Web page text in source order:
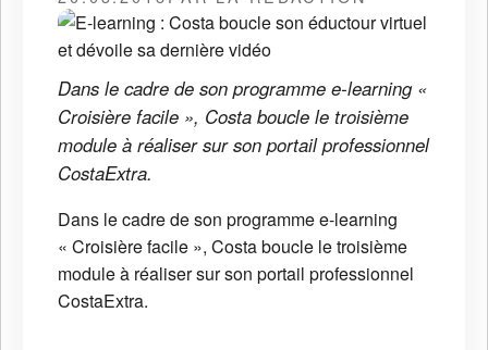
Dans le cadre de son programme e-learning «
Croisière facile », Costa boucle le troisième
module à réaliser sur son portail professionnel
CostaExtra.
Dans le cadre de son programme e-learning
« Croisière facile », Costa boucle le troisième
module à réaliser sur son portail professionnel
CostaExtra.